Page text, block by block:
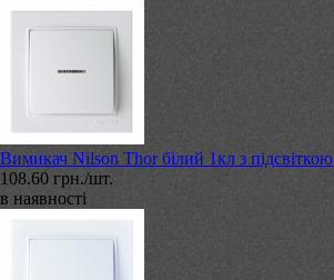
Вимикач Nilson Thor білий 1кл з підсвіткою
108.60 грн./шт.
в наявності